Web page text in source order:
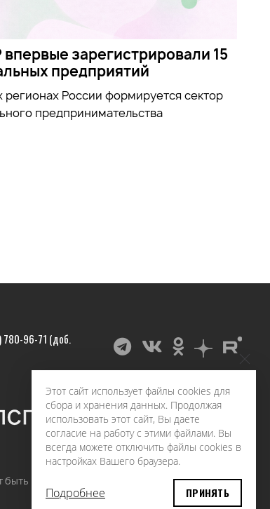
зарегистрировали 15
предприятий
регионах России формируется сектор
предпринимательства
780-96-71 (доб.
быть воспроизведены в любых средствах
Этот сайт использует файлы cookies для
сбора и хранения данных. Продолжая
использовать этот сайт, Вы даете
согласие на работу с этими файлами. Вы
всегда можете отключить файлы cookies в
настройках Вашего браузера.
Подробнее ПРИНЯТЬ